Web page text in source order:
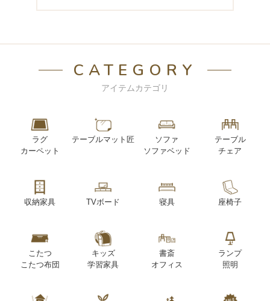
CATEGORY
アイテムカテゴリ
ラグ
カーペット
テーブルマット匠
ソファ
ソファベッド
テーブル
チェア
収納家具 TVボード 寝具 座椅子
こたつ
こたつ布団
キッズ
学習家具
書斎
オフィス
ランプ
照明